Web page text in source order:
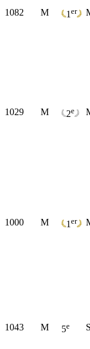
1082 M 1 er
1029 M 2e
1000 M 1 er
1043 M 5e